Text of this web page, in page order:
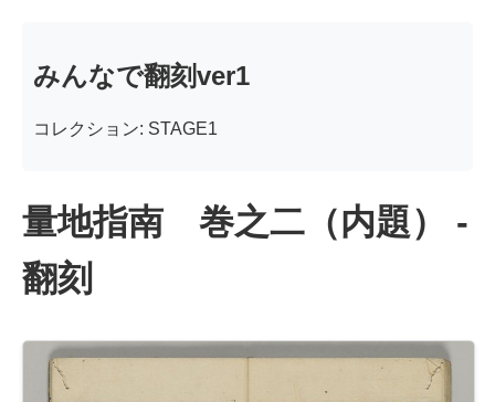
みんなで翻刻ver1
コレクション: STAGE1
量地指南 巻之二（内題） -
翻刻